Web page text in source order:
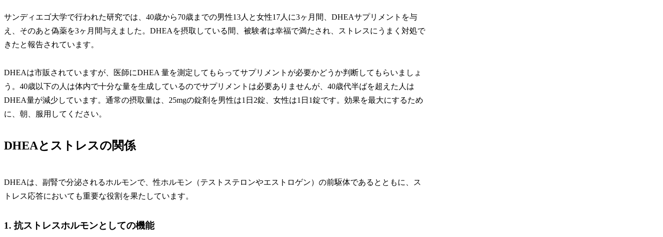
サンディエゴ大学で行われた研究では、40歳から70歳までの男性13人と女性17人に3ヶ月間、DHEAサプリメントを与
え、そのあと偽薬を3ヶ月間与えました。DHEAを摂取している間、被験者は幸福で満たされ、ストレスにうまく対処で
きたと報告されています。
DHEAは市販されていますが、医師にDHEA 量を測定してもらってサプリメントが必要かどうか判断してもらいましょ
う。40歳以下の人は体内で十分な量を生成しているのでサプリメントは必要ありませんが、40歳代半ばを超えた人は
DHEA量が減少しています。通常の摂取量は、25mgの錠剤を男性は1日2錠、女性は1日1錠です。効果を最大にするため
に、朝、服用してください。
DHEAとストレスの関係
DHEAは、副腎で分泌されるホルモンで、性ホルモン（テストステロンやエストロゲン）の前駆体であるとともに、ス
トレス応答においても重要な役割を果たしています。
1. 抗ストレスホルモンとしての機能